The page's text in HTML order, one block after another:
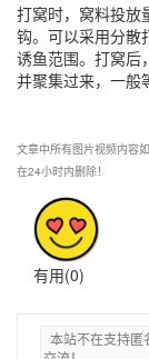
打窝时，窝料投放
钩。可以采用分散
诱鱼范围。打窝后
并聚集过来，一般
文章中所有图片视频内容
在24小时内删除！
有用(0)